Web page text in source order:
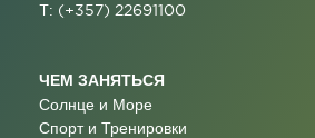
T: (+357) 22691100
ЧЕМ ЗАНЯТЬСЯ
Солнце и Море
Спорт и Тренировки